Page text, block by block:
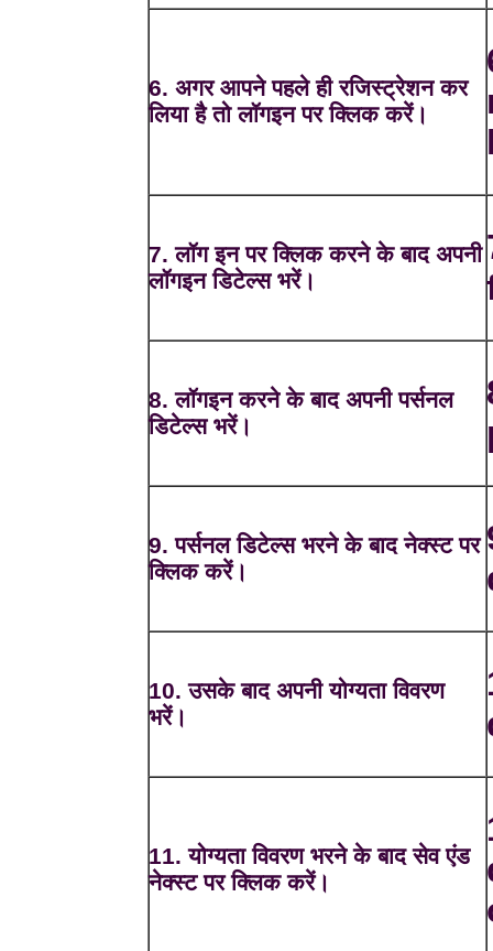
6. अगर आपने पहले ही रजिस्ट्रेशन कर
लिया है तो लॉगइन पर क्लिक करें।
7. लॉग इन पर क्लिक करने के बाद अपनी
लॉगइन डिटेल्स भरें।
8. लॉगइन करने के बाद अपनी पर्सनल
डिटेल्स भरें।
9. पर्सनल डिटेल्स भरने के बाद नेक्स्ट पर
क्लिक करें।
10. उसके बाद अपनी योग्यता विवरण
भरें।
11. योग्यता विवरण भरने के बाद सेव एंड
नेक्स्ट पर क्लिक करें।